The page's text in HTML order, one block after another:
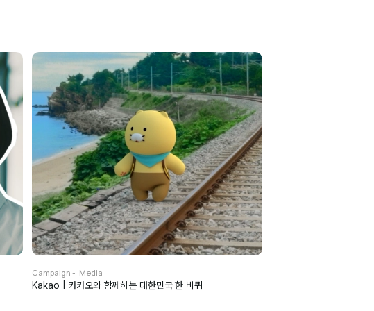
Campaign Media
Kakao | 카카오와 함께하는 대한민국 한 바퀴